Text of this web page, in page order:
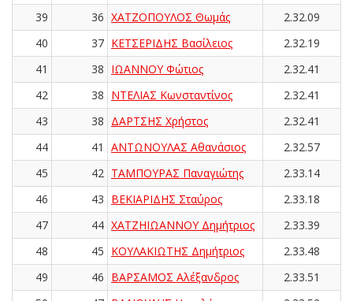
39
36 ΧΑΤΖΟΠΟΥΛΟΣ Θωμάς
2.32.09
40
37 ΚΕΤΣΕΡΙΔΗΣ Βασίλειος
2.32.19
41
38 ΙΩΑΝΝΟΥ Φώτιος
2.32.41
42
38 ΝΤΕΛΙΑΣ Κωνσταντίνος
2.32.41
43
38 ΔΑΡΤΣΗΣ Χρήστος
2.32.41
44
41 ΑΝΤΩΝΟΥΛΑΣ Αθανάσιος
2.32.57
45
42 ΤΑΜΠΟΥΡΑΣ Παναγιώτης
2.33.14
46
43 ΒΕΚΙΑΡΙΔΗΣ Σταύρος
2.33.18
47
44 ΧΑΤΖΗΙΩΑΝΝΟΥ Δημήτριος
2.33.39
48
45 ΚΟΥΛΑΚΙΩΤΗΣ Δημήτριος
2.33.48
49
46 ΒΑΡΣΑΜΟΣ Αλέξανδρος
2.33.51